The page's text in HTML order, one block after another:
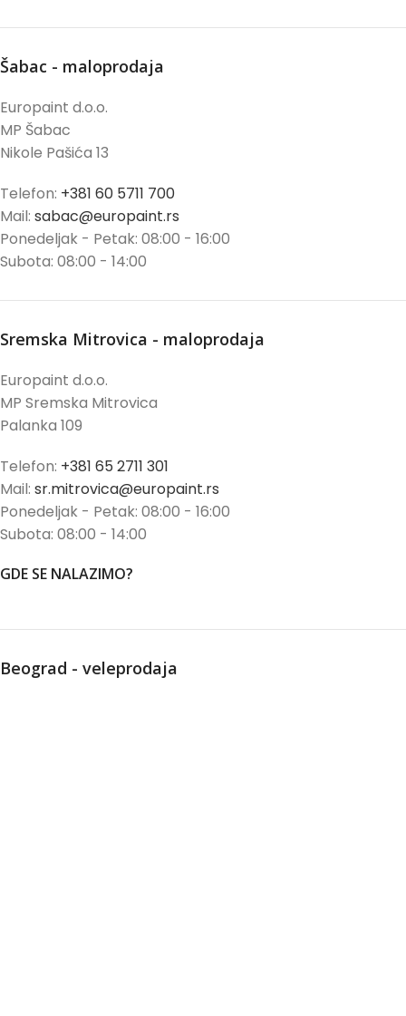
Šabac - maloprodaja
Europaint d.o.o.
MP Šabac
Nikole Pašića 13
Telefon: +381 60 5711 700
Mail: sabac@europaint.rs
Ponedeljak - Petak: 08:00 - 16:00
Subota: 08:00 - 14:00
Sremska Mitrovica - maloprodaja
Europaint d.o.o.
MP Sremska Mitrovica
Palanka 109
Telefon: +381 65 2711 301
Mail: sr.mitrovica@europaint.rs
Ponedeljak - Petak: 08:00 - 16:00
Subota: 08:00 - 14:00
GDE SE NALAZIMO?
Beograd - veleprodaja